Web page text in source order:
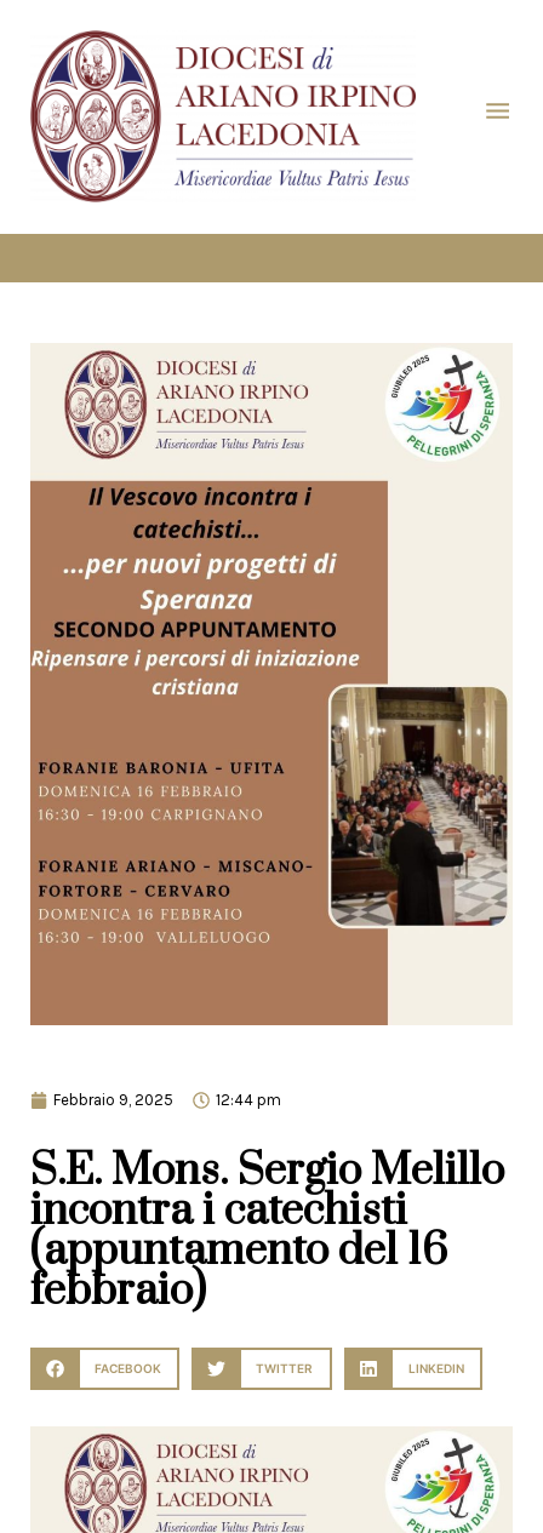
Febbraio 9, 2025 12:44 pm
S.E. Mons. Sergio Melillo
incontra i catechisti
(appuntamento del 16
febbraio)
FACEBOOK TWITTER LINKEDIN